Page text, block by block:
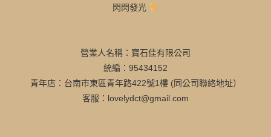
閃閃發光
營業人名稱：寶石佳有限公司
統編：95434152
青年店：台南市東區青年路422號1樓 (同公司聯絡地址）
客服：lovelydct@gmail.com